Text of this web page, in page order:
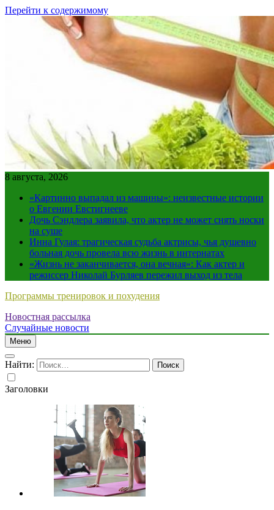
Перейти к содержимому
8 августа, 2026
«Картинно выпадал из машины»: неизвестные истории
о Евгении Евстигнееве
Дочь Сэндлера заявила, что актер не может снять носки
на суше
Инна Гулая: трагическая судьба актрисы, чья душевно
больная дочь провела всю жизнь в интернатах
«Жизнь не заканчивается, она вечная»: Как актер и
режиссер Николай Бурляев пережил выход из тела
Программы тренировок и похудения
Новостная рассылка
Случайные новости
Меню
Найти:
Заголовки